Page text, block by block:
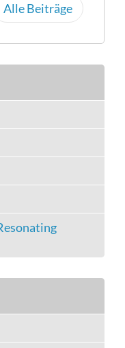
Alle Beiträge